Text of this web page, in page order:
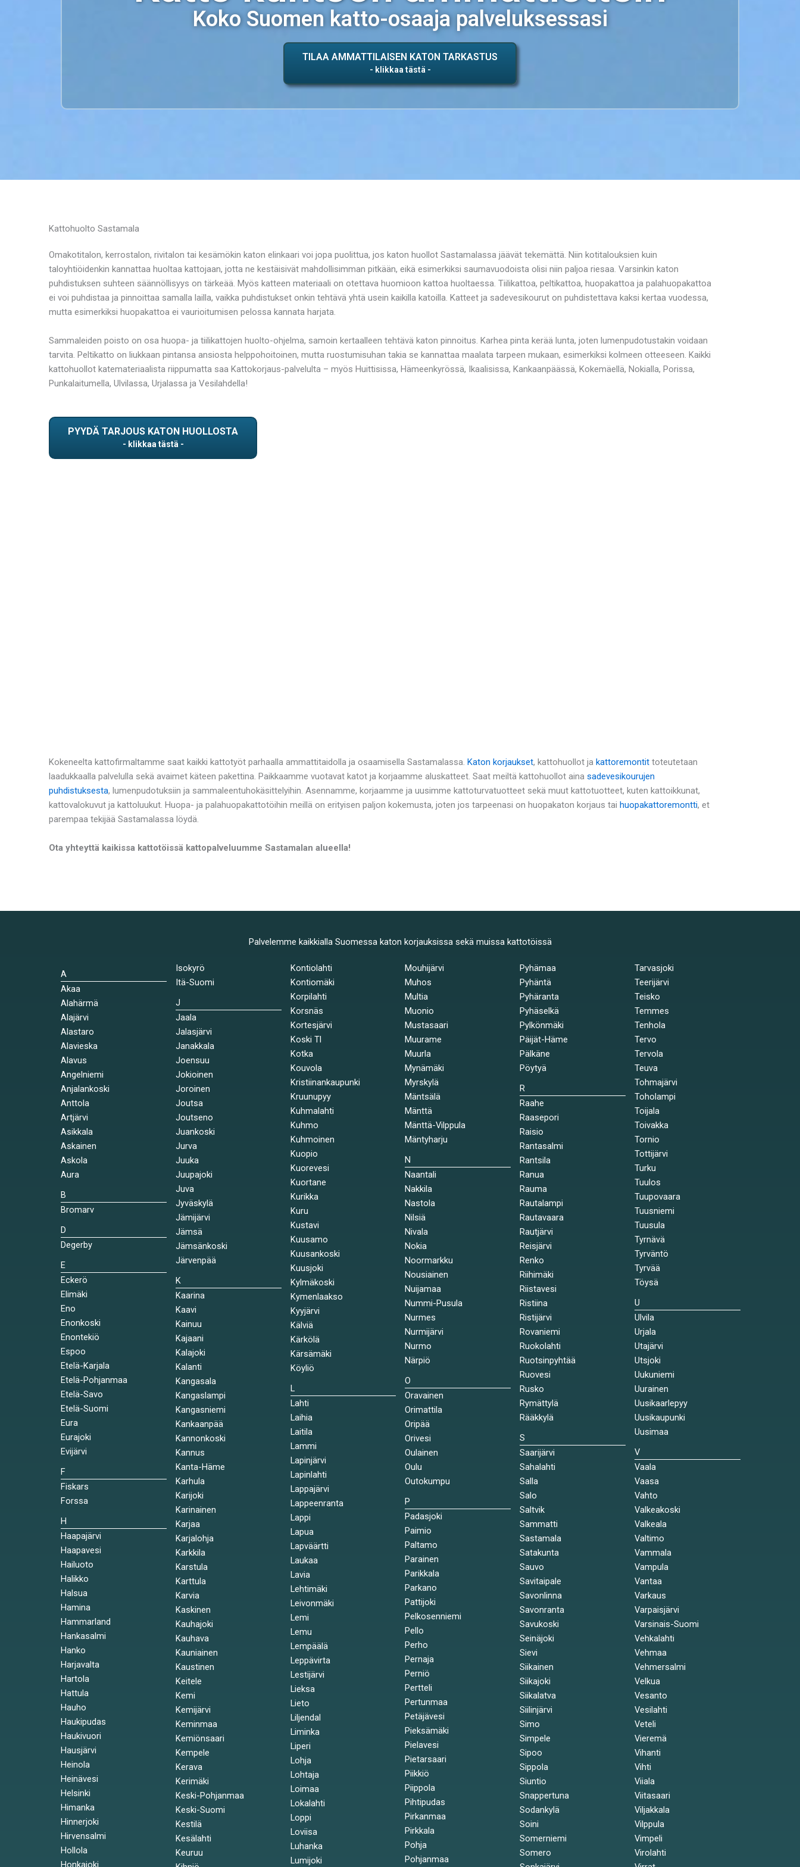
Koko Suomen katto-osaaja palveluksessasi
TILAA AMMATTILAISEN KATON TARKASTUS
Kattohuolto Sastamala
Omakotitalon, kerrostalon, rivitalon tai kesämökin katon elinkaari voi jopa puolittua, jos katon huollot Sastamalassa jäävät tekemättä. Niin kotitalouksien kuin
taloyhtiöidenkin kannattaa huoltaa kattojaan, jotta ne kestäisivät mahdollisimman pitkään, eikä esimerkiksi saumavuodoista olisi niin paljoa riesaa. Varsinkin katon
puhdistuksen suhteen säännöllisyys on tärkeää. Myös katteen materiaali on otettava huomioon kattoa huoltaessa. Tiilikattoa, peltikattoa, huopakattoa ja palahuopakattoa
ei voi puhdistaa ja pinnoittaa samalla lailla, vaikka puhdistukset onkin tehtävä yhtä usein kaikilla katoilla. Katteet ja sadevesikourut on puhdistettava kaksi kertaa vuodessa,
mutta esimerkiksi huopakattoa ei vaurioitumisen pelossa kannata harjata.
Sammaleiden poisto on osa huopa- ja tiilikattojen huolto-ohjelma, samoin kertaalleen tehtävä katon pinnoitus. Karhea pinta kerää lunta, joten lumenpudotustakin voidaan
tarvita. Peltikatto on liukkaan pintansa ansiosta helppohoitoinen, mutta ruostumisuhan takia se kannattaa maalata tarpeen mukaan, esimerkiksi kolmeen otteeseen. Kaikki
kattohuollot katemateriaalista riippumatta saa Kattokorjaus-palvelulta – myös Huittisissa, Hämeenkyrössä, Ikaalisissa, Kankaanpäässä, Kokemäellä, Nokialla, Porissa,
Punkalaitumella, Ulvilassa, Urjalassa ja Vesilahdella!
PYYDÄ TARJOUS KATON HUOLLOSTA
Kokeneelta kattofirmaltamme saat kaikki kattotyöt parhaalla ammattitaidolla ja osaamisella Sastamalassa. Katon korjaukset, kattohuollot ja kattoremontit toteutetaan
laadukkaalla palvelulla sekä avaimet käteen pakettina. Paikkaamme vuotavat katot ja korjaamme aluskatteet. Saat meiltä kattohuollot aina sadevesikourujen
puhdistuksesta, lumenpudotuksiin ja sammaleentuhokäsittelyihin. Asennamme, korjaamme ja uusimme kattoturvatuotteet sekä muut kattotuotteet, kuten kattoikkunat,
kattovalokuvut ja kattoluukut. Huopa- ja palahuopakattotöihin meillä on erityisen paljon kokemusta, joten jos tarpeenasi on huopakaton korjaus tai huopakattoremontti, et
parempaa tekijää Sastamalassa löydä.
Ota yhteyttä kaikissa kattotöissä kattopalveluumme Sastamalan alueella!
Palvelemme kaikkialla Suomessa katon korjauksissa sekä muissa kattotöissä
A
Akaa
Alahärmä
Alajärvi
Alastaro
Alavieska
Alavus
Angelniemi
Anjalankoski
Anttola
Artjärvi
Asikkala
Askainen
Askola
Aura
B
Bromarv
D
Degerby
E
Eckerö
Elimäki
Eno
Enonkoski
Enontekiö
Espoo
Etelä-Karjala
Etelä-Pohjanmaa
Etelä-Savo
Etelä-Suomi
Eura
Eurajoki
Evijärvi
F
Fiskars
Forssa
H
Haapajärvi
Haapavesi
Hailuoto
Halikko
Halsua
Hamina
Hammarland
Hankasalmi
Hanko
Harjavalta
Hartola
Hattula
Hauho
Haukipudas
Haukivuori
Hausjärvi
Heinola
Heinävesi
Helsinki
Himanka
Hinnerjoki
Hirvensalmi
Hollola
Honkajoki
Isokyrö
Itä-Suomi
J
Jaala
Jalasjärvi
Janakkala
Joensuu
Jokioinen
Joroinen
Joutsa
Joutseno
Juankoski
Jurva
Juuka
Juupajoki
Juva
Jyväskylä
Jämijärvi
Jämsä
Jämsänkoski
Järvenpää
K
Kaarina
Kaavi
Kainuu
Kajaani
Kalajoki
Kalanti
Kangasala
Kangaslampi
Kangasniemi
Kankaanpää
Kannonkoski
Kannus
Kanta-Häme
Karhula
Karijoki
Karinainen
Karjaa
Karjalohja
Karkkila
Karstula
Karttula
Karvia
Kaskinen
Kauhajoki
Kauhava
Kauniainen
Kaustinen
Keitele
Kemi
Kemijärvi
Keminmaa
Kemiönsaari
Kempele
Kerava
Kerimäki
Keski-Pohjanmaa
Keski-Suomi
Kestilä
Kesälahti
Keuruu
Kontiolahti
Kontiomäki
Korpilahti
Korsnäs
Kortesjärvi
Koski Tl
Kotka
Kouvola
Kristiinankaupunki
Kruunupyy
Kuhmalahti
Kuhmo
Kuhmoinen
Kuopio
Kuorevesi
Kuortane
Kurikka
Kuru
Kustavi
Kuusamo
Kuusankoski
Kuusjoki
Kylmäkoski
Kymenlaakso
Kyyjärvi
Kälviä
Kärkölä
Kärsämäki
Köyliö
L
Lahti
Laihia
Laitila
Lammi
Lapinjärvi
Lapinlahti
Lappajärvi
Lappeenranta
Lappi
Lapua
Lapväärtti
Laukaa
Lavia
Lehtimäki
Leivonmäki
Lemi
Lemu
Lempäälä
Leppävirta
Lestijärvi
Lieksa
Lieto
Liljendal
Liminka
Liperi
Lohja
Lohtaja
Loimaa
Lokalahti
Loppi
Loviisa
Luhanka
Lumijoki
Mouhijärvi
Muhos
Multia
Muonio
Mustasaari
Muurame
Muurla
Mynämäki
Myrskylä
Mäntsälä
Mänttä
Mänttä-Vilppula
Mäntyharju
N
Naantali
Nakkila
Nastola
Nilsiä
Nivala
Nokia
Noormarkku
Nousiainen
Nuijamaa
Nummi-Pusula
Nurmes
Nurmijärvi
Nurmo
Närpiö
O
Oravainen
Orimattila
Oripää
Orivesi
Oulainen
Oulu
Outokumpu
P
Padasjoki
Paimio
Paltamo
Parainen
Parikkala
Parkano
Pattijoki
Pelkosenniemi
Pello
Perho
Pernaja
Perniö
Pertteli
Pertunmaa
Petäjävesi
Pieksämäki
Pielavesi
Pietarsaari
Piikkiö
Piippola
Pihtipudas
Pirkanmaa
Pirkkala
Pohja
Pohjanmaa
Pyhämaa
Pyhäntä
Pyhäranta
Pyhäselkä
Pylkönmäki
Päijät-Häme
Pälkäne
Pöytyä
R
Raahe
Raasepori
Raisio
Rantasalmi
Rantsila
Ranua
Rauma
Rautalampi
Rautavaara
Rautjärvi
Reisjärvi
Renko
Riihimäki
Riistavesi
Ristiina
Ristijärvi
Rovaniemi
Ruokolahti
Ruotsinpyhtää
Ruovesi
Rusko
Rymättylä
Rääkkylä
S
Saarijärvi
Sahalahti
Salla
Salo
Saltvik
Sammatti
Sastamala
Satakunta
Sauvo
Savitaipale
Savonlinna
Savonranta
Savukoski
Seinäjoki
Sievi
Siikainen
Siikajoki
Siikalatva
Siilinjärvi
Simo
Simpele
Sipoo
Sippola
Siuntio
Snappertuna
Sodankylä
Soini
Somerniemi
Somero
Tarvasjoki
Teerijärvi
Teisko
Temmes
Tenhola
Tervo
Tervola
Teuva
Tohmajärvi
Toholampi
Toijala
Toivakka
Tornio
Tottijärvi
Turku
Tuulos
Tuupovaara
Tuusniemi
Tuusula
Tyrnävä
Tyrväntö
Tyrvää
Töysä
U
Ulvila
Urjala
Utajärvi
Utsjoki
Uukuniemi
Uurainen
Uusikaarlepyy
Uusikaupunki
Uusimaa
V
Vaala
Vaasa
Vahto
Valkeakoski
Valkeala
Valtimo
Vammala
Vampula
Vantaa
Varkaus
Varpaisjärvi
Varsinais-Suomi
Vehkalahti
Vehmaa
Vehmersalmi
Velkua
Vesanto
Vesilahti
Veteli
Vieremä
Vihanti
Vihti
Viiala
Viitasaari
Viljakkala
Vilppula
Vimpeli
Virolahti